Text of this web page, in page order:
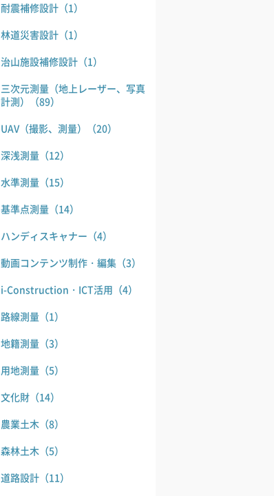
耐震補修設計 （1）
林道災害設計 （1）
治山施設補修設計 （1）
三次元測量（地上レーザー、写真
計測）
（89）
UAV（撮影、測量）
（20）
深浅測量 （12）
水準測量 （15）
基準点測量 （14）
ハンディスキャナー （4）
動画コンテンツ制作・編集 （3）
i-Construction・ICT活用 （4）
路線測量 （1）
地籍測量 （3）
用地測量 （5）
文化財 （14）
農業土木 （8）
森林土木 （5）
道路設計 （11）